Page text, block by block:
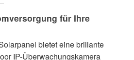
für Ihre
bietet eine brillante
IP-Überwachungskamera